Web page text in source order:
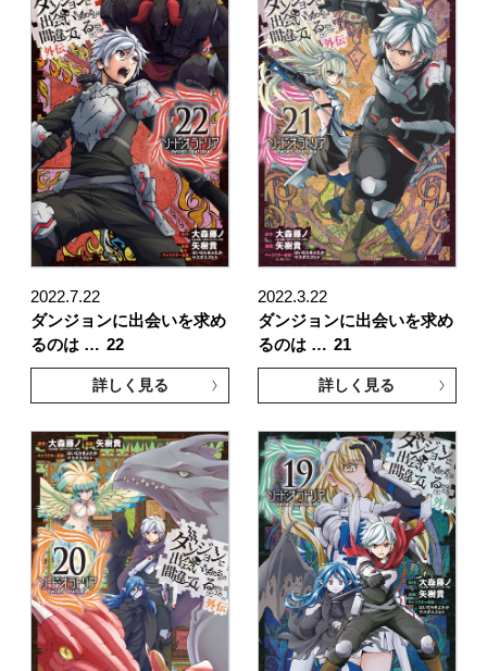
2022.7.22
ダンジョンに出会いを求め
るのは … 22
詳しく見る
2022.3.22
ダンジョンに出会いを求め
るのは … 21
詳しく見る